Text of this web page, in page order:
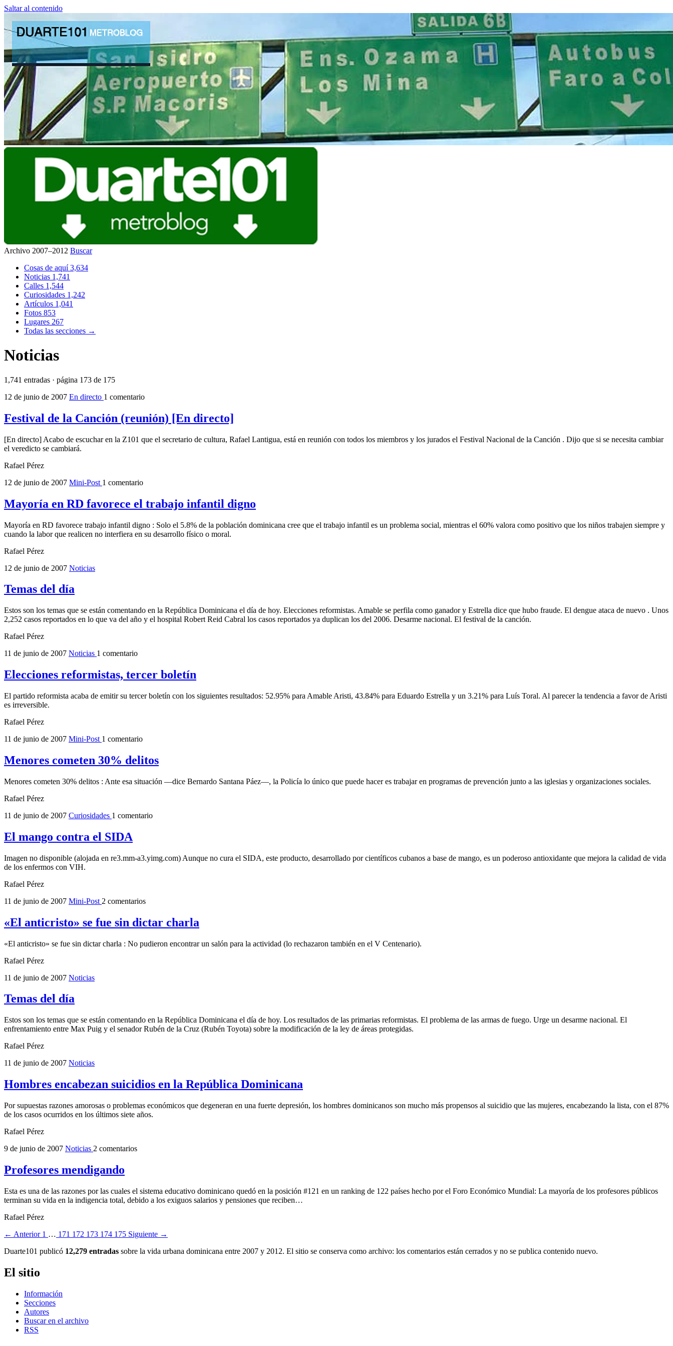
Saltar al contenido
Archivo 2007–2012 Buscar
Cosas de aquí3,634
Noticias 1,741
Calles 1,544
Curiosidades 1,242
Artículos 1,041
Fotos 853
Lugares 267
Todas las secciones →
Noticias
1,741 entradas · página 173 de 175
12 de junio de 2007 En directo 1 comentario
Festival de la Canción (reunión) [En directo]
[En directo] Acabo de escuchar en la Z101 que el secretario de cultura, Rafael Lantigua, está en reunión con todos los miembros y los jurados el Festival Nacional de la Canción . Dijo que si se necesita cambiar
el veredicto se cambiará.
Rafael Pérez
12 de junio de 2007 Mini-Post 1 comentario
Mayoría en RD favorece el trabajo infantil digno
Mayoría en RD favorece trabajo infantil digno : Solo el 5.8% de la población dominicana cree que el trabajo infantil es un problema social, mientras el 60% valora como positivo que los niños trabajen siempre y
cuando la labor que realicen no interfiera en su desarrollo físico o moral.
Rafael Pérez
12 de junio de 2007 Noticias
Temas del día
Estos son los temas que se están comentando en la República Dominicana el día de hoy. Elecciones reformistas. Amable se perfila como ganador y Estrella dice que hubo fraude. El dengue ataca de nuevo . Unos
2,252 casos reportados en lo que va del año y el hospital Robert Reid Cabral los casos reportados ya duplican los del 2006. Desarme nacional. El festival de la canción.
Rafael Pérez
11 de junio de 2007 Noticias 1 comentario
Elecciones reformistas, tercer boletín
El partido reformista acaba de emitir su tercer boletín con los siguientes resultados: 52.95% para Amable Aristi, 43.84% para Eduardo Estrella y un 3.21% para Luís Toral. Al parecer la tendencia a favor de Aristi
es irreversible.
Rafael Pérez
11 de junio de 2007 Mini-Post 1 comentario
Menores cometen 30% delitos
Menores cometen 30% delitos : Ante esa situación —dice Bernardo Santana Páez—, la Policía lo único que puede hacer es trabajar en programas de prevención junto a las iglesias y organizaciones sociales.
Rafael Pérez
11 de junio de 2007 Curiosidades 1 comentario
El mango contra el SIDA
Imagen no disponible (alojada en re3.mm-a3.yimg.com) Aunque no cura el SIDA, este producto, desarrollado por científicos cubanos a base de mango, es un poderoso antioxidante que mejora la calidad de vida
de los enfermos con VIH.
Rafael Pérez
11 de junio de 2007 Mini-Post 2 comentarios
«El anticristo» se fue sin dictar charla
«El anticristo» se fue sin dictar charla : No pudieron encontrar un salón para la actividad (lo rechazaron también en el V Centenario).
Rafael Pérez
11 de junio de 2007 Noticias
Temas del día
Estos son los temas que se están comentando en la República Dominicana el día de hoy. Los resultados de las primarias reformistas. El problema de las armas de fuego. Urge un desarme nacional. El
enfrentamiento entre Max Puig y el senador Rubén de la Cruz (Rubén Toyota) sobre la modificación de la ley de áreas protegidas.
Rafael Pérez
11 de junio de 2007 Noticias
Hombres encabezan suicidios en la República Dominicana
Por supuestas razones amorosas o problemas económicos que degeneran en una fuerte depresión, los hombres dominicanos son mucho más propensos al suicidio que las mujeres, encabezando la lista, con el 87%
de los casos ocurridos en los últimos siete años.
Rafael Pérez
9 de junio de 2007 Noticias 2 comentarios
Profesores mendigando
Esta es una de las razones por las cuales el sistema educativo dominicano quedó en la posición #121 en un ranking de 122 países hecho por el Foro Económico Mundial: La mayoría de los profesores públicos
terminan su vida en la indigencia total, debido a los exiguos salarios y pensiones que reciben…
Rafael Pérez
← Anterior 1 … 171 172 173 174 175 Siguiente →
Duarte101 publicó 12,279 entradas sobre la vida urbana dominicana entre 2007 y 2012. El sitio se conserva como archivo: los comentarios están cerrados y no se publica contenido nuevo.
El sitio
Información
Secciones
Autores
Buscar en el archivo
RSS